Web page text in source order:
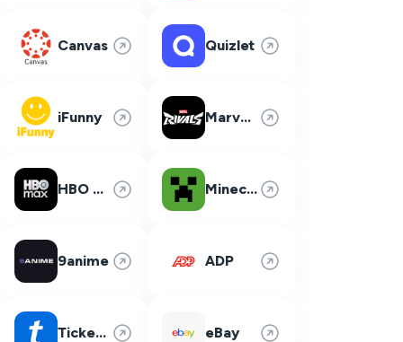
Canvas Quizlet
iFunny Marvel Rivals
HBO Max Minecraft
9anime ADP
Ticketmaster eBay